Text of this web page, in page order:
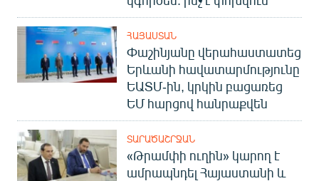
ՀԱՅԱՍՏԱՆ
Փաշինյանը վերահաստատեց
Երևանի հավատարմությունը
ԵԱՏՄ-ին, կրկին բացառեց
ԵՄ հարցով հանրաքվեն
ՏԱՐԱԾԱՇՐՋԱՆ
«Թրամփի ուղին» կարող է
ամրապնդել Հայաստանի և